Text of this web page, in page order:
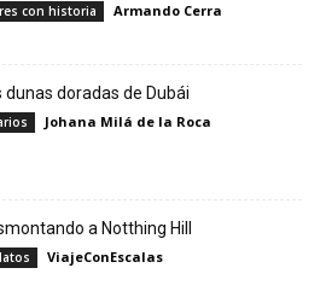
con historia Armando Cerra
dunas doradas de Dubái
Johana Milá de la Roca
a Notthing Hill
ViajeConEscalas